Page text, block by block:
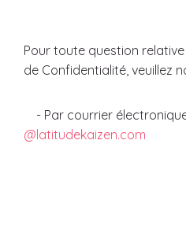
Pour toute question
de Confidentialité, veuillez
- Par courrier
@latitudekaizen.com